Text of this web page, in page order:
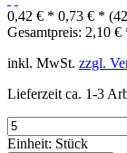
0,42 € * 0,73 € *
Gesamtpreis: 2,10 €
inkl. MwSt. zzgl.
Lieferzeit ca. 1-3
Einheit: Stück